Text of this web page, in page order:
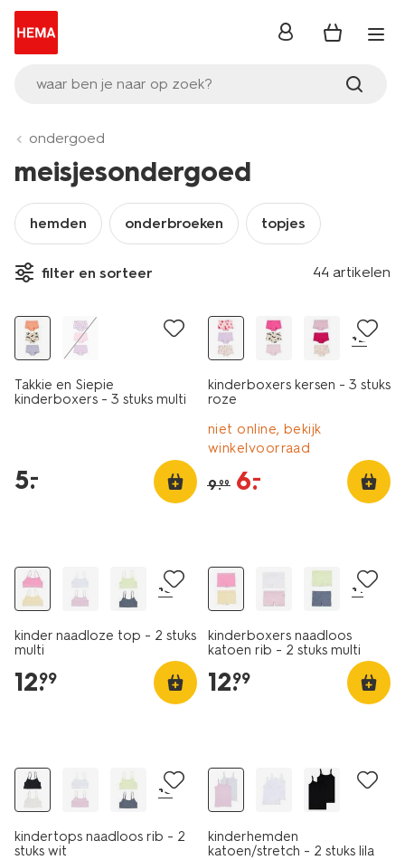
waar ben je naar op zoek?
inloggen
ondergoed
meisjesondergoed
hemden onderbroeken topjes
filter en sorteer 44 artikelen
laag geprijsd
Takkie en Siepie
kinderboxers - 3 stuks multi
5.
–
+2
kinderboxers kersen - 3 stuks
roze
niet online, bekijk
winkelvoorraad
9.99 6.
–
+3
kinder naadloze top - 2 stuks
multi
12.
99
+1
kinderboxers naadloos
katoen rib - 2 stuks multi
12.
99
+3
kindertops naadloos rib - 2
stuks wit
kinderhemden
katoen/stretch - 2 stuks lila